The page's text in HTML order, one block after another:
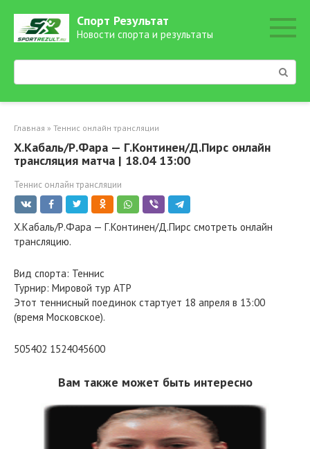
контенту
Спорт Результат
Новости спорта и результаты
Поиск:
Главная » Теннис онлайн трансляции
Х.Кабаль/Р.Фара — Г.Континен/Д.Пирс онлайн
трансляция матча | 18.04 13:00
Теннис онлайн трансляции
Х.Кабаль/Р.Фара — Г.Континен/Д.Пирс смотреть онлайн
трансляцию.
Вид спорта: Теннис
Турнир: Мировой тур ATP
Этот теннисный поединок стартует 18 апреля в 13:00
(время Московское).
505402 1524045600
Вам также может быть интересно